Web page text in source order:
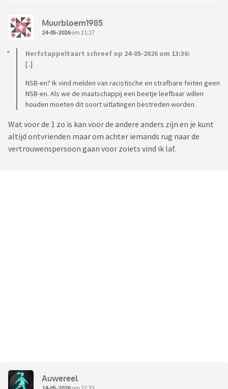
Muurbloem1985
24-05-2026om 21:17
Herfstappeltaart schreef op 24-05-2026 om 13:36:
[..]
NSB-en? Ik vind melden van racistische en strafbare feiten geen
NSB-en. Als we de maatschappij een beetje leefbaar willen
houden moeten dit soort uitlatingen bestreden worden.
Wat voor de 1 zo is kan voor de andere anders zijn en je kunt
altijd ontvrienden maar om achter iemands rug naar de
vertrouwenspersoon gaan voor zoiets vind ik laf.
Auwereel